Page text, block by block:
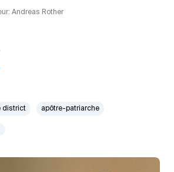
Andreas Rother
district apôtre-patriarche